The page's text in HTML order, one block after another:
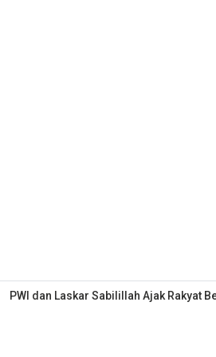
PWI dan Laskar Sabilillah Ajak Rakyat